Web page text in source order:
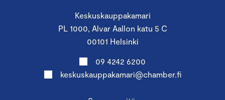
Keskuskauppakamari
PL 1000, Alvar Aallon katu 5 C
00101 Helsinki
09 4242 6200
keskuskauppakamari@chamber.fi